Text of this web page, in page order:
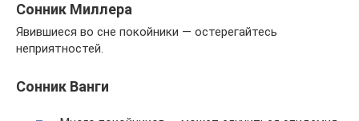
Сонник Миллера
Явившиеся во сне покойники — остерегайтесь
неприятностей.
Сонник Ванги